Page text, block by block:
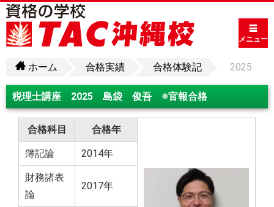
メニュー
ホーム 合格実績 合格体験記 2025
税理士講座 2025 島袋 俊吾 ※官報合格
合格科目 合格年
簿記論 2014年
財務諸表
論
2017年